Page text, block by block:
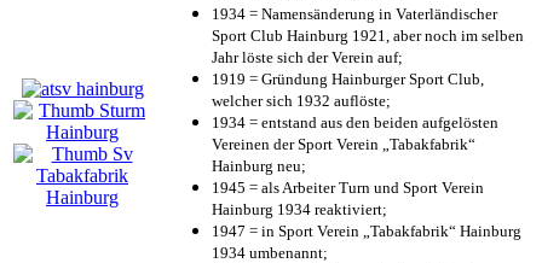
1934 = Namensänderung in Vaterländischer
Sport Club Hainburg 1921, aber noch im selben
Jahr löste sich der Verein auf;
1919 = Gründung Hainburger Sport Club,
welcher sich 1932 auflöste;
1934 = entstand aus den beiden aufgelösten
Vereinen der Sport Verein „Tabakfabrik“
Hainburg neu;
1945 = als Arbeiter Turn und Sport Verein
Hainburg 1934 reaktiviert;
1947 = in Sport Verein „Tabakfabrik“ Hainburg
1934 umbenannt;